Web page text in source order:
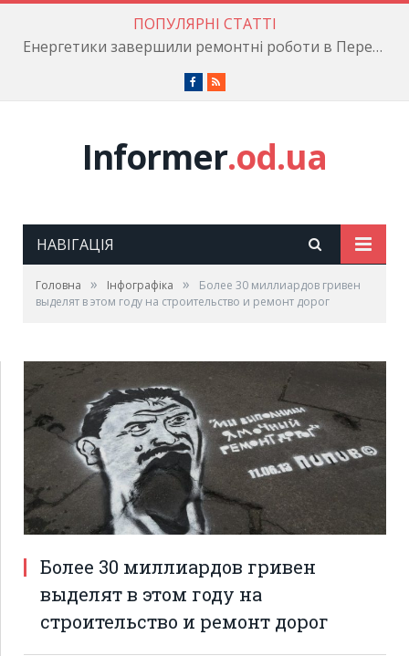
ПОПУЛЯРНІ СТАТТІ
Енергетики завершили ремонтні роботи в Пересипському районі
Facebook
RSS
Informer.od.ua
НАВІГАЦІЯ
Головна » Інфографіка »
Более 30 миллиардов гривен
выделят в этом году на строительство и ремонт дорог
Более 30 миллиардов гривен
выделят в этом году на
строительство и ремонт дорог